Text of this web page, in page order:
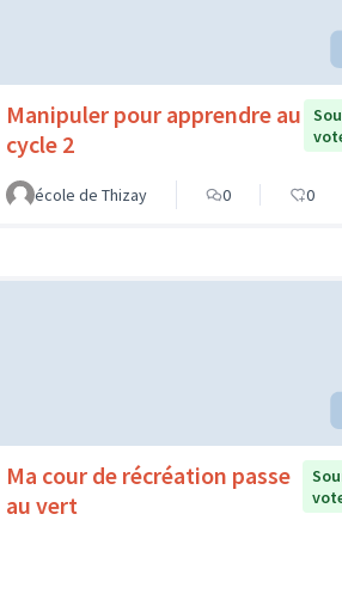
Manipuler pour apprendre au
cycle 2
école de Thizay 0 0
Ma cour de récréation passe
au vert